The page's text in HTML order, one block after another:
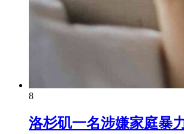
8
洛杉矶一名涉嫌家庭暴